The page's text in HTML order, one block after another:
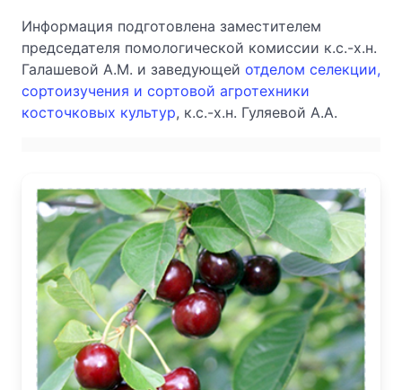
Информация подготовлена заместителем
председателя помологической комиссии к.с.-х.н.
Галашевой А.М. и заведующей отделом селекции,
сортоизучения и сортовой агротехники
косточковых культур, к.с.-х.н. Гуляевой А.А.